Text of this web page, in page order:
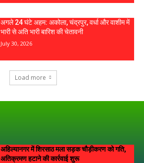
अगले 24 घंटे अहम: अकोला, चंद्रपुर, वर्धा और वाशीम में
भारी से अति भारी बारिश की चेतावनी
July 30, 2026
Load more
अहिल्यानगर में शिरसाठ मला सड़क चौड़ीकरण को गति,
अतिक्रमण हटाने की कार्रवाई शुरू